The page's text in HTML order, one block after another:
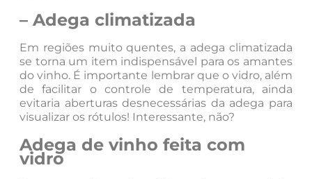
– Adega climatizada
Em regiões muito quentes, a adega climatizada
se torna um item indispensável para os amantes
do vinho. É importante lembrar que o vidro, além
de facilitar o controle de temperatura, ainda
evitaria aberturas desnecessárias da adega para
visualizar os rótulos! Interessante, não?
Adega de vinho feita com
vidro